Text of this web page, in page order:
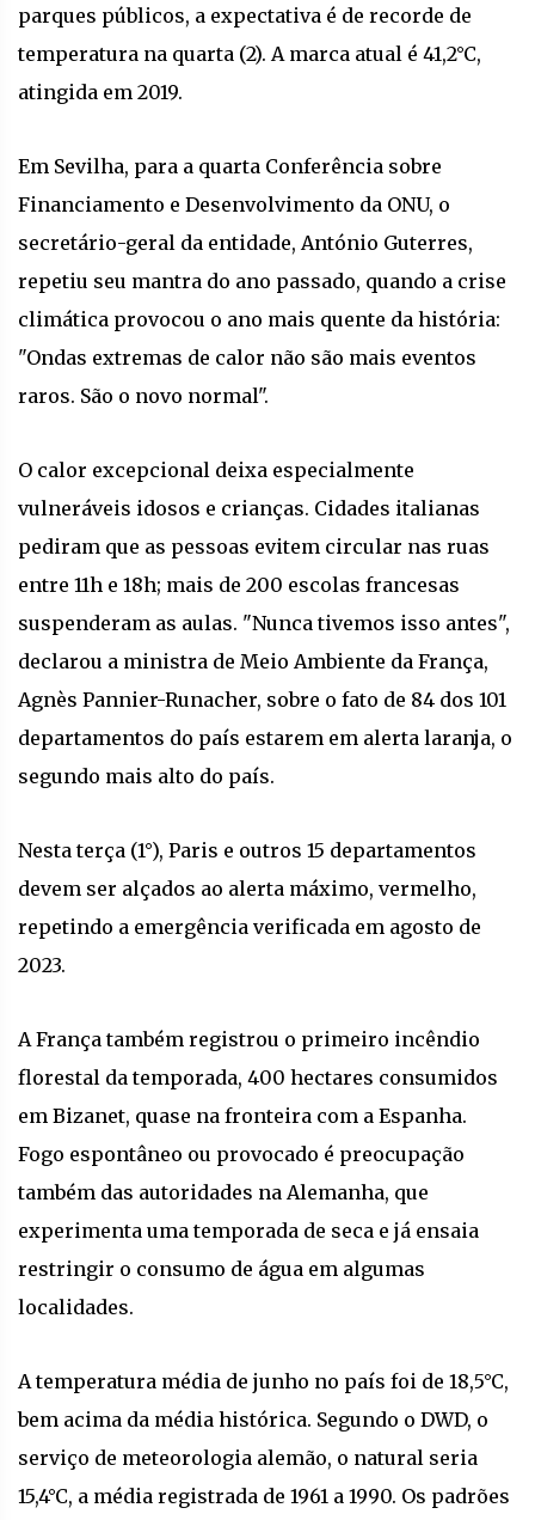
parques públicos, a expectativa é de recorde de
temperatura na quarta (2). A marca atual é 41,2°C,
atingida em 2019.
Em Sevilha, para a quarta Conferência sobre
Financiamento e Desenvolvimento da ONU, o
secretário-geral da entidade, António Guterres,
repetiu seu mantra do ano passado, quando a crise
climática provocou o ano mais quente da história:
"Ondas extremas de calor não são mais eventos
raros. São o novo normal".
O calor excepcional deixa especialmente
vulneráveis idosos e crianças. Cidades italianas
pediram que as pessoas evitem circular nas ruas
entre 11h e 18h; mais de 200 escolas francesas
suspenderam as aulas. "Nunca tivemos isso antes",
declarou a ministra de Meio Ambiente da França,
Agnès Pannier-Runacher, sobre o fato de 84 dos 101
departamentos do país estarem em alerta laranja, o
segundo mais alto do país.
Nesta terça (1°), Paris e outros 15 departamentos
devem ser alçados ao alerta máximo, vermelho,
repetindo a emergência verificada em agosto de
2023.
A França também registrou o primeiro incêndio
florestal da temporada, 400 hectares consumidos
em Bizanet, quase na fronteira com a Espanha.
Fogo espontâneo ou provocado é preocupação
também das autoridades na Alemanha, que
experimenta uma temporada de seca e já ensaia
restringir o consumo de água em algumas
localidades.
A temperatura média de junho no país foi de 18,5°C,
bem acima da média histórica. Segundo o DWD, o
serviço de meteorologia alemão, o natural seria
15,4°C, a média registrada de 1961 a 1990. Os padrões